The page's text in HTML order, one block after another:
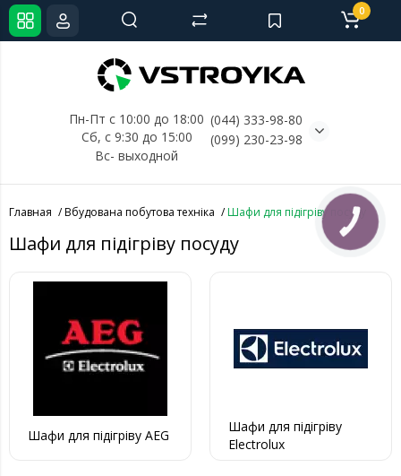
Пн-Пт с 10:00 до 18:00
Сб, с 9:30 до 15:00
Вс- выходной
(044) 333-98-80
(099) 230-23-98
0
Главная Вбудована побутова техніка Шафи для підігріву посуду
Шафи для підігріву посуду
Шафи для підігріву AEG
Шафи для підігріву
Electrolux
КНОПКА
СВЯЗИ